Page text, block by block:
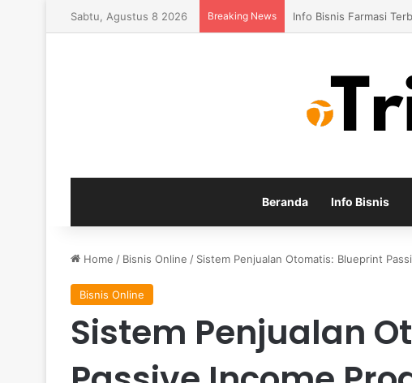
Sabtu, Agustus 8 2026 Breaking News Konsep Baru Bisnis
Beranda Info Bisnis
Home / Bisnis Online / Sistem Penjualan Otomatis: Blueprint
Bisnis Online
Sistem Penjualan